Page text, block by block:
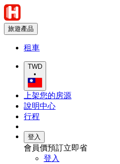
旅遊產品
租車
TWD
•
上架您的房源
說明中心
行程
登入
會員價預訂立即省
登入